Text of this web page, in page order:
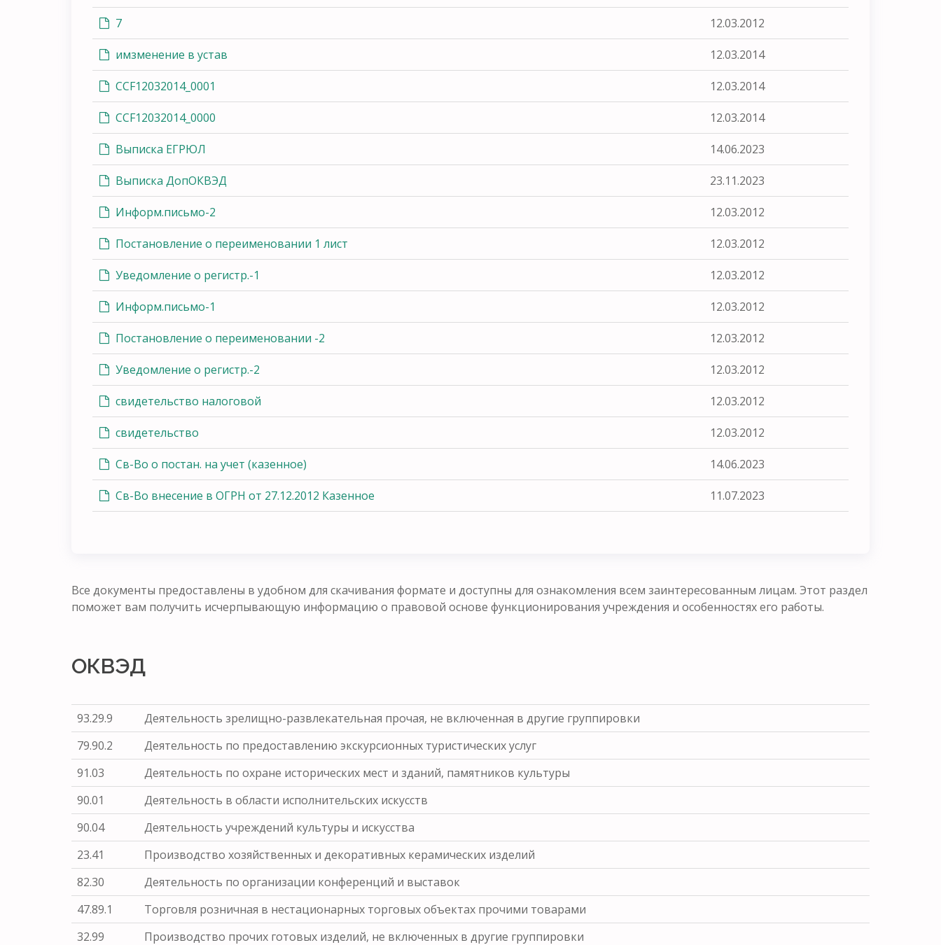
7 12.03.2012
имзменение в устав 12.03.2014
CCF12032014_0001 12.03.2014
CCF12032014_0000 12.03.2014
Выписка ЕГРЮЛ 14.06.2023
Выписка ДопОКВЭД 23.11.2023
Информ.письмо-2 12.03.2012
Постановление о переименовании 1 лист 12.03.2012
Уведомление о регистр.-1 12.03.2012
Информ.письмо-1 12.03.2012
Постановление о переименовании -2 12.03.2012
Уведомление о регистр.-2 12.03.2012
свидетельство налоговой 12.03.2012
свидетельство 12.03.2012
Св-Во о постан. на учет (казенное) 14.06.2023
Св-Во внесение в ОГРН от 27.12.2012 Казенное 11.07.2023
Все документы предоставлены в удобном для скачивания формате и доступны для ознакомления всем заинтересованным лицам. Этот раздел
поможет вам получить исчерпывающую информацию о правовой основе функционирования учреждения и особенностях его работы.
ОКВЭД
93.29.9
Деятельность зрелищно-развлекательная прочая, не включенная в другие группировки
79.90.2
Деятельность по предоставлению экскурсионных туристических услуг
91.03
Деятельность по охране исторических мест и зданий, памятников культуры
90.01
Деятельность в области исполнительских искусств
90.04
Деятельность учреждений культуры и искусства
23.41
Производство хозяйственных и декоративных керамических изделий
82.30
Деятельность по организации конференций и выставок
47.89.1
Торговля розничная в нестационарных торговых объектах прочими товарами
32.99
Производство прочих готовых изделий, не включенных в другие группировки